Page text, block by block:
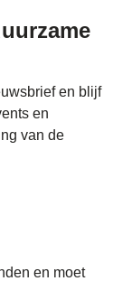
en blijf
en
van de
en moet